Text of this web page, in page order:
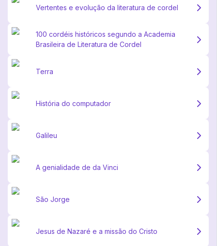
Vertentes e evolução da literatura de cordel
100 cordéis históricos segundo a Academia
Brasileira de Literatura de Cordel
Terra
História do computador
Galileu
A genialidade de da Vinci
São Jorge
Jesus de Nazaré e a missão do Cristo